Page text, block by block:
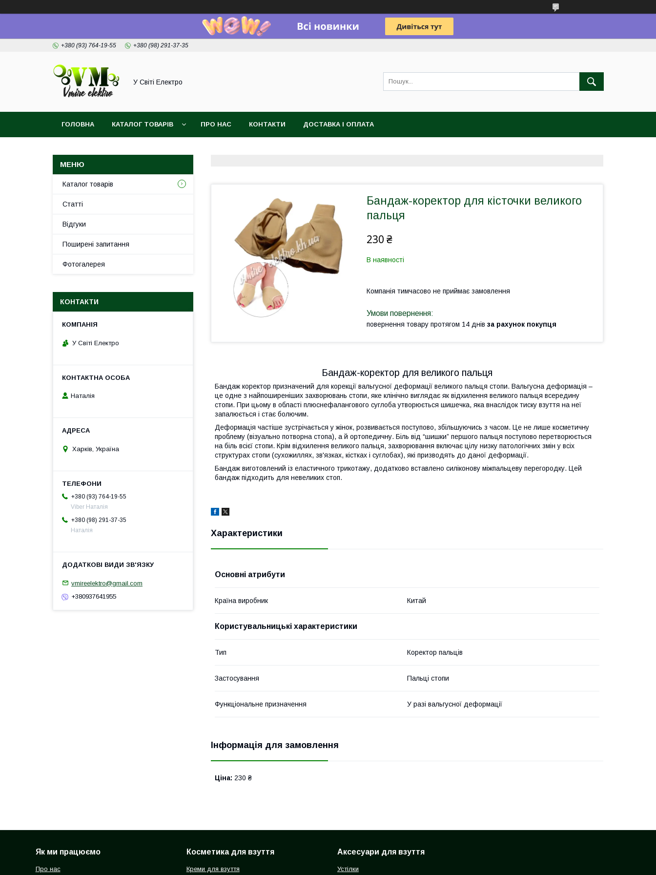
+380 (93) 764-19-55 +380 (98) 291-37-35
У Світі Електро
ГОЛОВНА КАТАЛОГ ТОВАРІВ ПРО НАС КОНТАКТИ ДОСТАВКА І ОПЛАТА
Бандаж-коректор для кісточки великого
пальця
230 ₴
В наявності
Компанія тимчасово не приймає замовлення
повернення товару протягом 14 днів за рахунок покупця
Бандаж-коректор для великого пальця
Бандаж коректор призначений для корекції вальгусної деформації великого пальця стопи. Вальгусна деформація –
це одне з найпоширеніших захворювань стопи, яке клінічно виглядає як відхилення великого пальця всередину
стопи. При цьому в області плюснефалангового суглоба утворюється шишечка, яка внаслідок тиску взуття на неї
запалюється і стає болючим.
Деформація частіше зустрічається у жінок, розвивається поступово, збільшуючись з часом. Це не лише косметичну
проблему (візуально потворна стопа), а й ортопедичну. Біль від “шишки” першого пальця поступово перетворюється
на біль всієї стопи. Крім відхилення великого пальця, захворювання включає цілу низку патологічних змін у всіх
структурах стопи (сухожиллях, зв'язках, кістках і суглобах), які призводять до даної деформації.
Бандаж виготовлений із еластичного трикотажу, додатково вставлено силіконову міжпальцеву перегородку. Цей
бандаж підходить для невеликих стоп.
Характеристики
Основні атрибути
Країна виробник Китай
Користувальницькі характеристики
Тип Коректор пальців
Застосування Пальці стопи
Функціональне призначення У разі вальгусної деформації
Інформація для замовлення
Ціна: 230 ₴
Каталог товарів
Статті
Відгуки
Поширені запитання
Фотогалерея
КОНТАКТИ
У Світі Електро
Наталія
Харків, Україна
+380 (93) 764-19-55
Viber Наталія
+380 (98) 291-37-35
Наталія
vmireelektro@gmail.com
+380937641955
Як ми працюємо
Про нас
Косметика для взуття
Креми для взуття
Аксесуари для взуття
Устілки